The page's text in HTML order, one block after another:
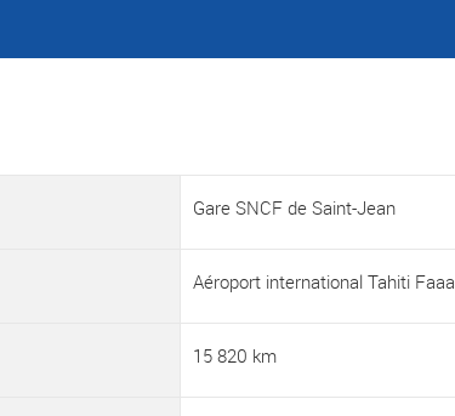
Gare SNCF de Saint-Jean
Aéroport international Tahiti Faaa
15 820 km